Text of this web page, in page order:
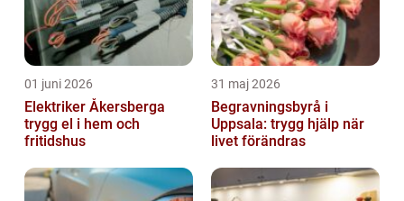
01 juni 2026
Elektriker Åkersberga
trygg el i hem och
fritidshus
31 maj 2026
Begravningsbyrå i
Uppsala: trygg hjälp när
livet förändras